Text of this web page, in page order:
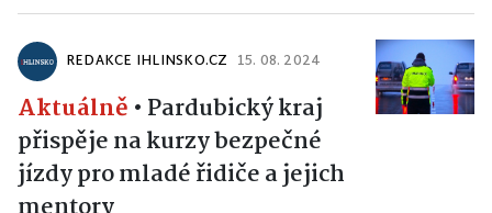
REDAKCE IHLINSKO.CZ 15. 08. 2024
Aktuálně • Pardubický kraj
přispěje na kurzy bezpečné
jízdy pro mladé řidiče a jejich